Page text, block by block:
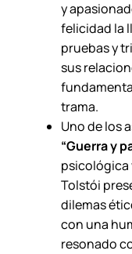
y
felicidad la
pruebas y
sus
trama.
Uno de los
“Guerra y
psicológica
Tolstói
dilemas
con una
resonado